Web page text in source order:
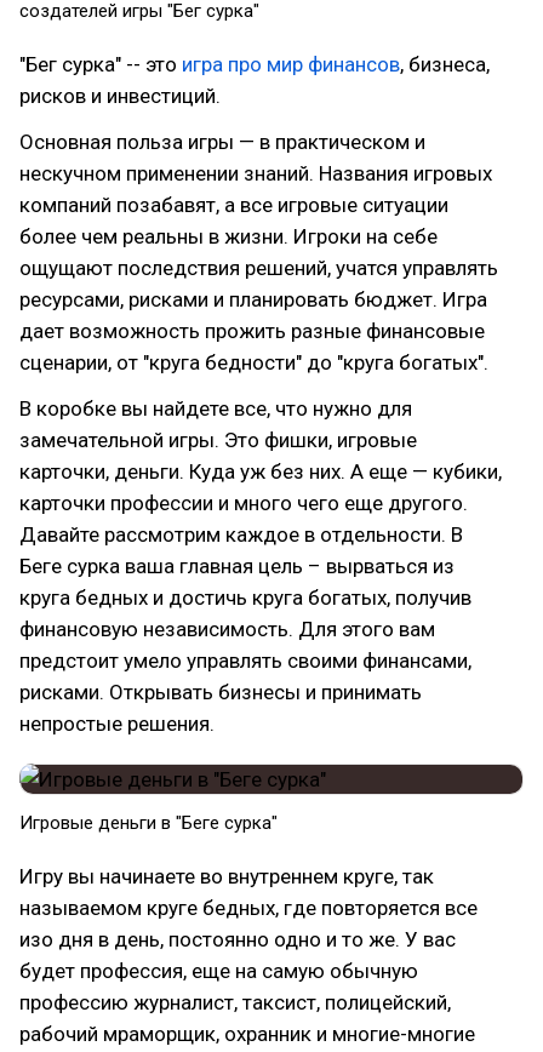
создателей игры "Бег сурка"
"Бег сурка" -- это игра про мир финансов, бизнеса,
рисков и инвестиций.
Основная польза игры — в практическом и
нескучном применении знаний. Названия игровых
компаний позабавят, а все игровые ситуации
более чем реальны в жизни. Игроки на себе
ощущают последствия решений, учатся управлять
ресурсами, рисками и планировать бюджет. Игра
дает возможность прожить разные финансовые
сценарии, от "круга бедности" до "круга богатых".
В коробке вы найдете все, что нужно для
замечательной игры. Это фишки, игровые
карточки, деньги. Куда уж без них. А еще — кубики,
карточки профессии и много чего еще другого.
Давайте рассмотрим каждое в отдельности. В
Беге сурка ваша главная цель – вырваться из
круга бедных и достичь круга богатых, получив
финансовую независимость. Для этого вам
предстоит умело управлять своими финансами,
рисками. Открывать бизнесы и принимать
непростые решения.
Игровые деньги в "Беге сурка"
Игру вы начинаете во внутреннем круге, так
называемом круге бедных, где повторяется все
изо дня в день, постоянно одно и то же. У вас
будет профессия, еще на самую обычную
профессию журналист, таксист, полицейский,
рабочий мраморщик, охранник и многие-многие